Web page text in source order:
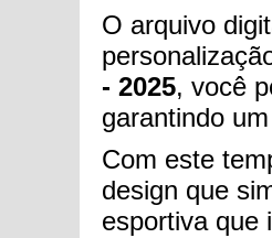
O arquivo
- 2025, você
garantindo
Com este
design que
esportiva que